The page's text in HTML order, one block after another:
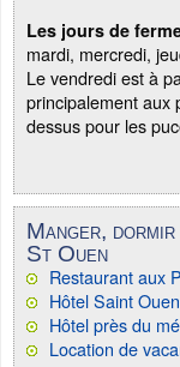
Les jours de
mardi, mercredi,
Le vendredi est à
principalement aux
dessus pour les
Manger,
St Ouen
Restaurant aux
Hôtel Saint
Hôtel près du
Location de